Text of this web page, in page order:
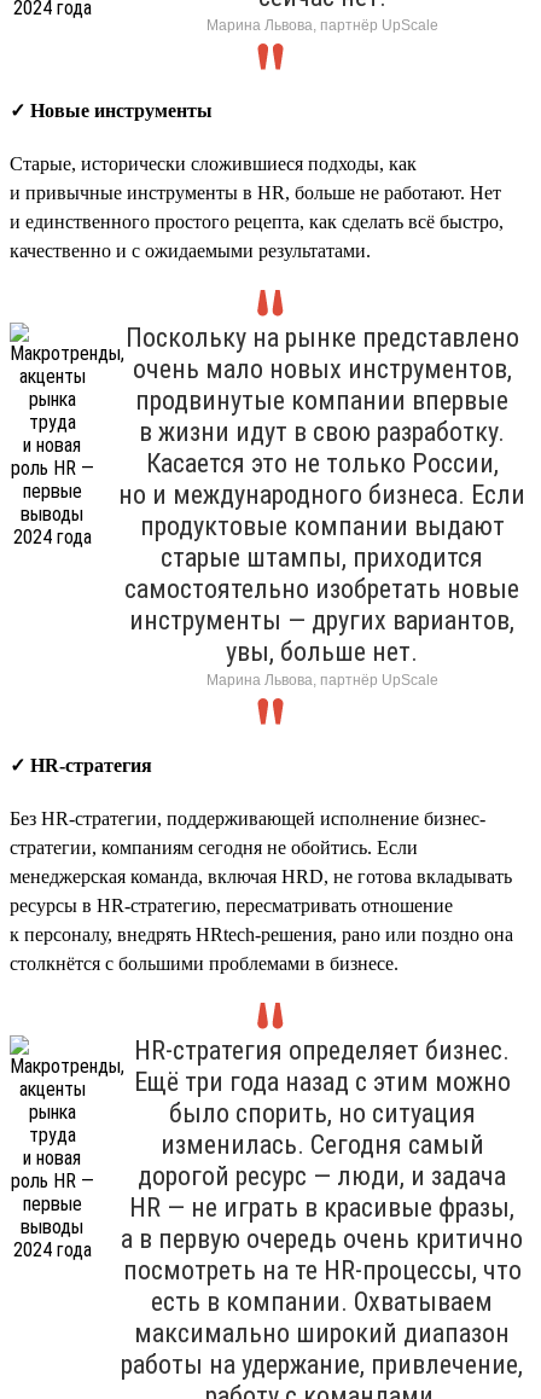
Марина Львова, партнёр UpScale
✓ Новые инструменты
Старые, исторически сложившиеся подходы, как
и привычные инструменты в HR, больше не работают. Нет
и единственного простого рецепта, как сделать всё быстро,
качественно и с ожидаемыми результатами.
Поскольку на рынке представлено
очень мало новых инструментов,
продвинутые компании впервые
в жизни идут в свою разработку.
Касается это не только России,
но и международного бизнеса. Если
продуктовые компании выдают
старые штампы, приходится
самостоятельно изобретать новые
инструменты — других вариантов,
увы, больше нет.
Марина Львова, партнёр UpScale
✓ HR-стратегия
Без HR-стратегии, поддерживающей исполнение бизнес-
стратегии, компаниям сегодня не обойтись. Если
менеджерская команда, включая HRD, не готова вкладывать
ресурсы в HR-стратегию, пересматривать отношение
к персоналу, внедрять HRtech-решения, рано или поздно она
столкнётся с большими проблемами в бизнесе.
HR-стратегия определяет бизнес.
Ещё три года назад с этим можно
было спорить, но ситуация
изменилась. Сегодня самый
дорогой ресурс — люди, и задача
HR — не играть в красивые фразы,
а в первую очередь очень критично
посмотреть на те HR-процессы, что
есть в компании. Охватываем
максимально широкий диапазон
работы на удержание, привлечение,